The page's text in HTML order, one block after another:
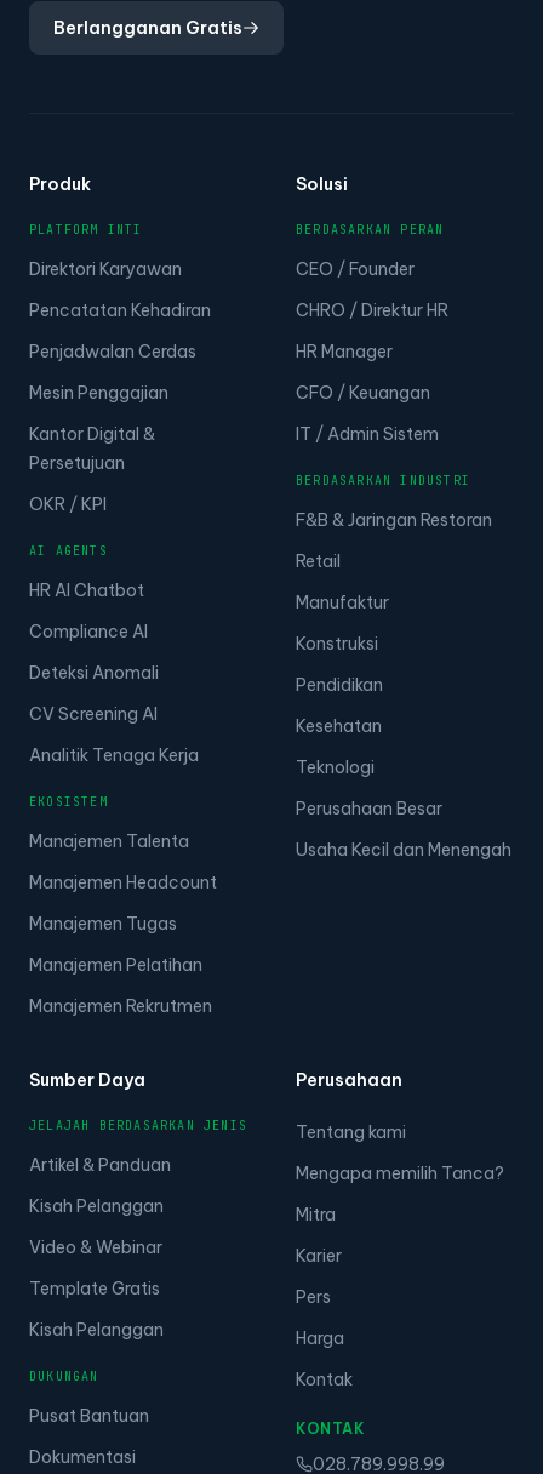
Berlangganan Gratis
Produk
PLATFORM INTI
Direktori Karyawan
Pencatatan Kehadiran
Penjadwalan Cerdas
Mesin Penggajian
Kantor Digital &
Persetujuan
OKR / KPI
AI AGENTS
HR AI Chatbot
Compliance AI
Deteksi Anomali
CV Screening AI
Analitik Tenaga Kerja
EKOSISTEM
Manajemen Talenta
Manajemen Headcount
Manajemen Tugas
Manajemen Pelatihan
Manajemen Rekrutmen
Solusi
BERDASARKAN PERAN
CEO / Founder
CHRO / Direktur HR
HR Manager
CFO / Keuangan
IT / Admin Sistem
BERDASARKAN INDUSTRI
F&B & Jaringan Restoran
Retail
Manufaktur
Konstruksi
Pendidikan
Kesehatan
Teknologi
Perusahaan Besar
Usaha Kecil dan Menengah
Sumber Daya
JELAJAH BERDASARKAN JENIS
Artikel & Panduan
Kisah Pelanggan
Video & Webinar
Template Gratis
Kisah Pelanggan
DUKUNGAN
Pusat Bantuan
Dokumentasi
Perusahaan
Tentang kami
Mengapa memilih Tanca?
Mitra
Karier
Pers
Harga
Kontak
KONTAK
028.789.998.99